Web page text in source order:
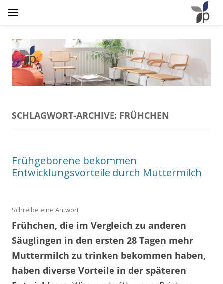
Osteopathie Plathner
Natürlich Schmerzfrei
SCHLAGWORT-ARCHIVE: FRÜHCHEN
Frühgeborene bekommen
Entwicklungsvorteile durch Muttermilch
Schreibe eine Antwort
Frühchen, die im Vergleich zu anderen
Säuglingen in den ersten 28 Tagen mehr
Muttermilch zu trinken bekommen haben,
haben diverse Vorteile in der späteren